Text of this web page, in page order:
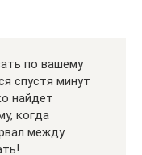
по вашему
спустя минут
найдет
когда
между